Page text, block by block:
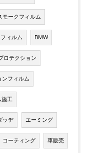
モークフィルム
ィルム BMW
ロテクション
ンフィルム
施工
ッヂ エーミング
コーティング 車販売